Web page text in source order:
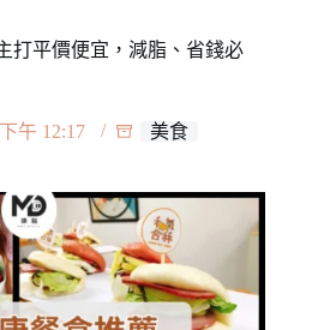
打平價便宜，減脂、省錢必
午 12:17 美食